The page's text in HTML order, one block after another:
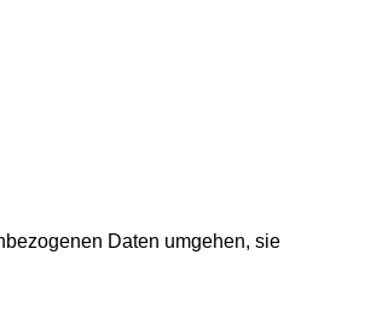
Daten umgehen, sie